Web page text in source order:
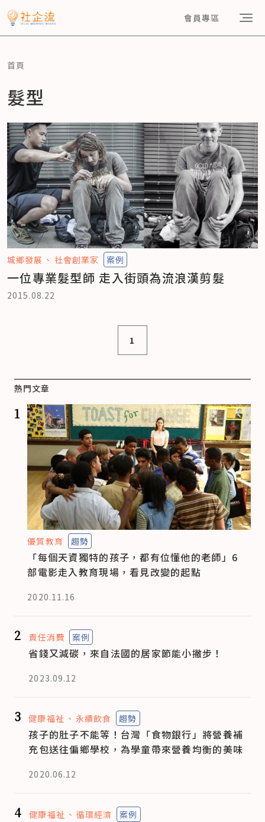
會員專區
首頁
髮型
城鄉發展 社會創業家 案例
一位專業髮型師 走入街頭為流浪漢剪髮
2015.08.22
1
熱門文章
1
優質教育 趨勢
「每個天資獨特的孩子，都有位懂他的老師」6
部電影走入教育現場，看見改變的起點
2020.11.16
2 責任消費 案例
省錢又減碳，來自法國的居家節能小撇步！
2023.09.12
3 健康福祉 永續飲食 趨勢
孩子的肚子不能等！台灣「食物銀行」將營養補
充包送往偏鄉學校，為學童帶來營養均衡的美味
2020.06.12
4 健康福祉 循環經濟 案例